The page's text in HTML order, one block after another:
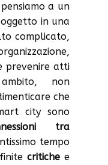
a un
in una
complicato,
prevenire atti
non
che
city sono
tra
tempo
critiche e